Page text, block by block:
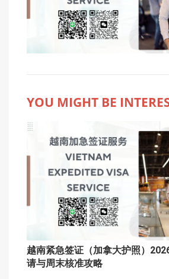
YOU MIGHT BE
越南紧急签证（加拿大护照）
请与周末核准攻略